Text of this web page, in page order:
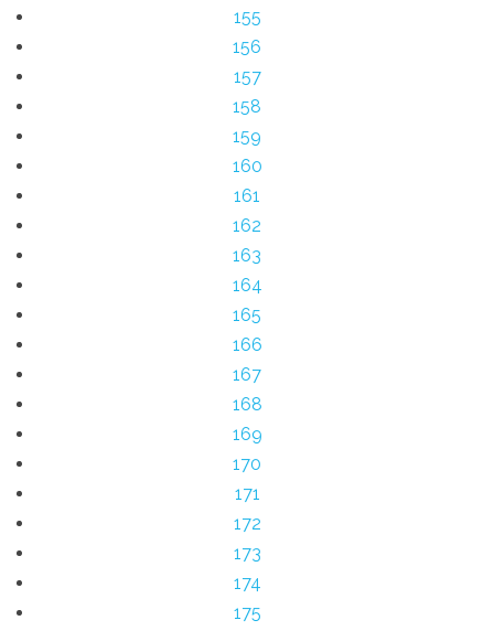
155
156
157
158
159
160
161
162
163
164
165
166
167
168
169
170
171
172
173
174
175